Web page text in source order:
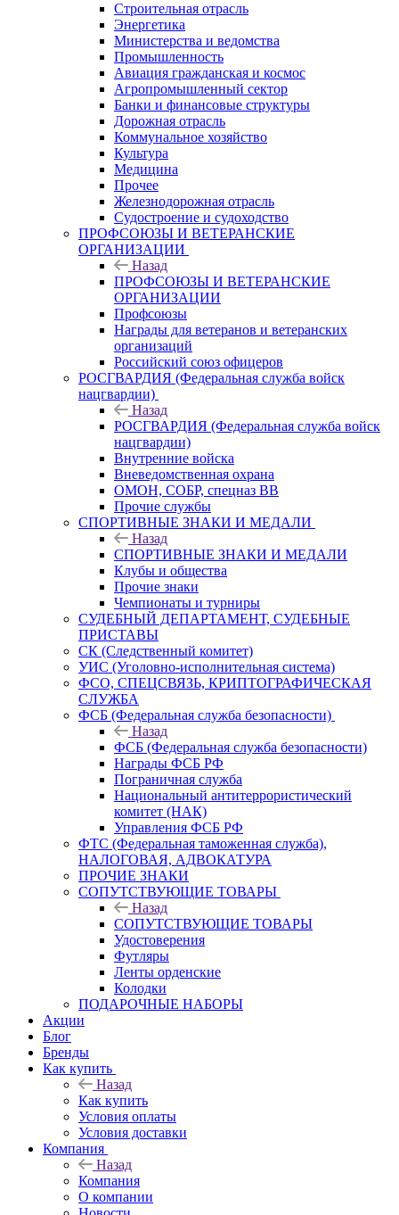
Строительная отрасль
Энергетика
Министерства и ведомства
Промышленность
Авиация гражданская и космос
Агропромышленный сектор
Банки и финансовые структуры
Дорожная отрасль
Коммунальное хозяйство
Культура
Медицина
Прочее
Железнодорожная отрасль
Судостроение и судоходство
ПРОФСОЮЗЫ И ВЕТЕРАНСКИЕ
ОРГАНИЗАЦИИ
Назад
ПРОФСОЮЗЫ И ВЕТЕРАНСКИЕ
ОРГАНИЗАЦИИ
Профсоюзы
Награды для ветеранов и ветеранских
организаций
Российский союз офицеров
РОСГВАРДИЯ (Федеральная служба войск
нацгвардии)
Назад
РОСГВАРДИЯ (Федеральная служба войск
нацгвардии)
Внутренние войска
Вневедомственная охрана
ОМОН, СОБР, спецназ ВВ
Прочие службы
СПОРТИВНЫЕ ЗНАКИ И МЕДАЛИ
Назад
СПОРТИВНЫЕ ЗНАКИ И МЕДАЛИ
Клубы и общества
Прочие знаки
Чемпионаты и турниры
СУДЕБНЫЙ ДЕПАРТАМЕНТ, СУДЕБНЫЕ
ПРИСТАВЫ
СК (Следственный комитет)
УИС (Уголовно-исполнительная система)
ФСО, СПЕЦСВЯЗЬ, КРИПТОГРАФИЧЕСКАЯ
СЛУЖБА
ФСБ (Федеральная служба безопасности)
Назад
ФСБ (Федеральная служба безопасности)
Награды ФСБ РФ
Пограничная служба
Национальный антитеррористический
комитет (НАК)
Управления ФСБ РФ
ФТС (Федеральная таможенная служба),
НАЛОГОВАЯ, АДВОКАТУРА
ПРОЧИЕ ЗНАКИ
СОПУТСТВУЮЩИЕ ТОВАРЫ
Назад
СОПУТСТВУЮЩИЕ ТОВАРЫ
Удостоверения
Футляры
Ленты орденские
Колодки
ПОДАРОЧНЫЕ НАБОРЫ
Акции
Блог
Бренды
Как купить
Назад
Как купить
Условия оплаты
Условия доставки
Компания
Назад
Компания
О компании